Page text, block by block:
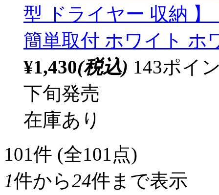
型 ドライヤー 収納
簡単取付 ホワイト ホ
¥1,430(税込) 143ポイ
下旬発売
在庫あり
101件 (全101点)
1件から24件まで表示